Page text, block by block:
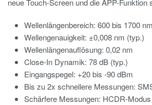
neue Touch-Screen und die APP-Funktion
Wellenlängenbereich: 600 bis 1700 nm
Wellengenauigkeit: ±0,008 nm (typ.)
Wellenlängenauflösung: 0,02 nm
Close-In Dynamik: 78 dB (typ.)
Eingangspegel: +20 bis -90 dBm
Bis zu 2x schnellere Messungen:
Schärfere Messungen: HCDR-Modus